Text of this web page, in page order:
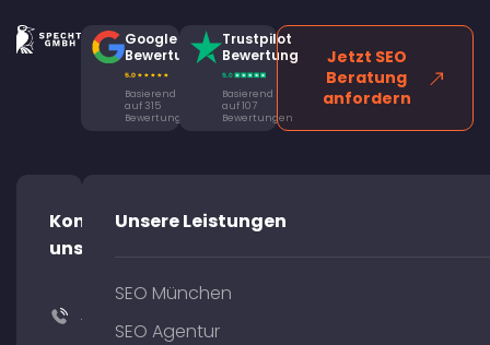
Google
Bewertung
Basierend
auf 315
Bewertungen
Trustpilot
Bewertung
Basierend
auf 107
Bewertungen
Jetzt SEO
Beratung
anfordern
Kontaktiere
uns!
+49
Unsere Leistungen
SEO München
SEO Agentur